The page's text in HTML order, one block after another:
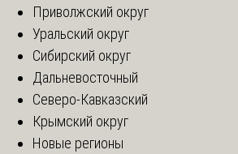
Приволжский округ
Уральский округ
Сибирский округ
Дальневосточный
Северо-Кавказский
Крымский округ
Новые регионы